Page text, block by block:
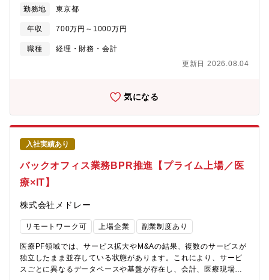
護士等）との連携・法務機能の高度化・業務改善（リーガルテッ
先】法務知的財産本部【ポジションの魅力】■新たなビジョンとミ
って主導的に取り組むことができます。■ゲームコンテンツをはじ
めとしたエンタテインメントコンテンツ事業、遊技機（パチン
に置くホールディングス企業において、グループ全体に影響を及
実現することが可能です（在宅・フレックスの併用）【働き方】■
能■リモートワーク可能（社内窓口担当の日は出社必要）■副業制
度により社外の仕事を通じた自己研鑽も可能
容】■単体決算業務、連結決算業務■開示業務（決算短信、計算書
類、有価証券報告書等）■監査法人対応■業務フローの見直し・改
善、後進育成など※将来的な国内転勤、海外駐在の可能性もござ
います。【組織構成】※星印が本ポジション財務経営管理室（約
務） －経理2部（制度会計）★ －資金部（財務業務） －IR企画部
支援） ∟海外管理課（海外グループ会社管理・支援） ∟標準
ERP運用課（海外グループ会社をシステム運用面支援）■経理2
部：11名（部長50代、課長40代、その他メンバー9名）※部長、
メンバー2名は経理1部との兼務です。【ポジションの魅力】《裁
量を持って経理業務をリードできる》■決算業務や改善業務に主体
的に関われるため、経験を存分に発揮できます。■投資の積極化を
進めているため、企業結合会計など難易度の高い会計処理に関わ
ることで成長することができます。《業務改善・仕組みづくりに
携われる》■既存のやり方にとらわれず、効率化やルール整備など
的にはマネジメント、海外駐在員へのステップアップも可能で
す。■他部署への異動（税務、予算、管理会計など）や兼務も可能
なため、幅広い業務を経験することができます。【働き方のイメ
モートワークが月の勤務日数の40%利用できるほか、出社時間の
調整も可能ですので、柔軟で働きやすい就業環境です。【財務経
理室長の考える職場づくり】幅広いキャリアを積みたい方、ワー
勤務地 東京都
年収 700万円～1000万円
職種
経理・財務・会計
更新日 2026.08.04
気になる
入社実績あり
バックオフィス業務BPR推進【プライム上場／医
療×IT】
株式会社メドレー
リモートワーク可 上場企業 副業制度あり
医療PF領域では、サービス拡大やM&Aの結果、複数のサービスが
独立したまま並存している状態があります。これにより、サービ
スごとに異なるデータベースや基盤が存在し、会計、医療現場向